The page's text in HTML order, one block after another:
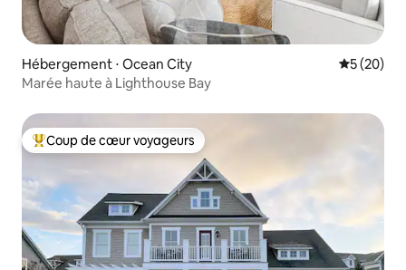
Hébergement ⋅ Ocean City
5 (20)
Marée haute à Lighthouse Bay
Coups de cœur voyageurs les plus appréciés
Coup de cœur voyageurs